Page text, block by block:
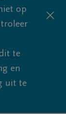
op
te
en
uit te